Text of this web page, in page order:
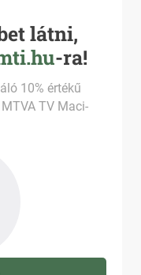
látni,
-ra!
10% értékű
TV Maci-